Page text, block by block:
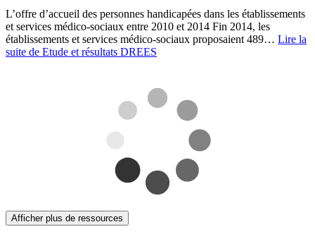
L’offre d’accueil des personnes handicapées dans les établissements
et services médico-sociaux entre 2010 et 2014 Fin 2014, les
établissements et services médico-sociaux proposaient 489… Lire la
suite de Etude et résultats DREES
Afficher plus de ressources